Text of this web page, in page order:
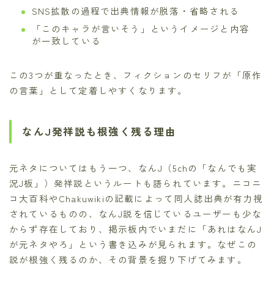
SNS拡散の過程で出典情報が脱落・省略される
「このキャラが言いそう」というイメージと内容
が一致している
この3つが重なったとき、フィクションのセリフが「原作
の言葉」として定着しやすくなります。
なんJ発祥説も根強く残る理由
元ネタについてはもう一つ、なんJ（5chの「なんでも実
況J板」）発祥説というルートも語られています。ニコニ
コ大百科やChakuwikiの記載によって同人誌出典が有力視
されているものの、なんJ説を信じているユーザーも少な
からず存在しており、掲示板内でいまだに「あれはなんJ
が元ネタやろ」という書き込みが見られます。なぜこの
説が根強く残るのか、その背景を掘り下げてみます。